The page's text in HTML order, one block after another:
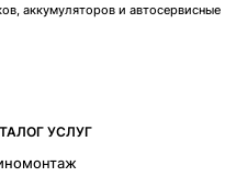
аккумуляторов и автосервисные
УСЛУГ